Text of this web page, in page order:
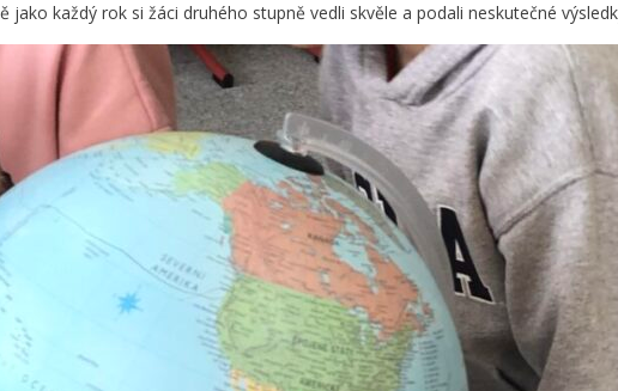
každý rok si žáci druhého stupně vedli skvěle a podali neskutečné